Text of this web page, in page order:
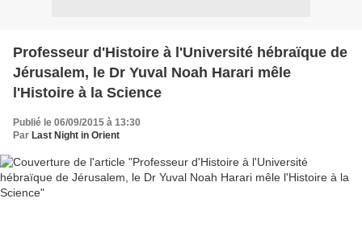
Professeur d'Histoire à l'Université hébraïque de
Jérusalem, le Dr Yuval Noah Harari mêle
l'Histoire à la Science
Publié le 06/09/2015 à 13:30
Par Last Night in Orient